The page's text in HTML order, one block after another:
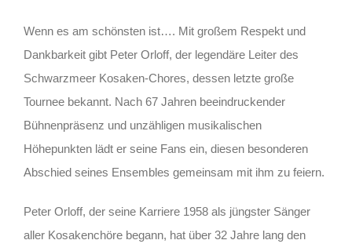
Wenn es am schönsten ist…. Mit großem Respekt und
Dankbarkeit gibt Peter Orloff, der legendäre Leiter des
Schwarzmeer Kosaken-Chores, dessen letzte große
Tournee bekannt. Nach 67 Jahren beeindruckender
Bühnenpräsenz und unzähligen musikalischen
Höhepunkten lädt er seine Fans ein, diesen besonderen
Abschied seines Ensembles gemeinsam mit ihm zu feiern.
Peter Orloff, der seine Karriere 1958 als jüngster Sänger
aller Kosakenchöre begann, hat über 32 Jahre lang den